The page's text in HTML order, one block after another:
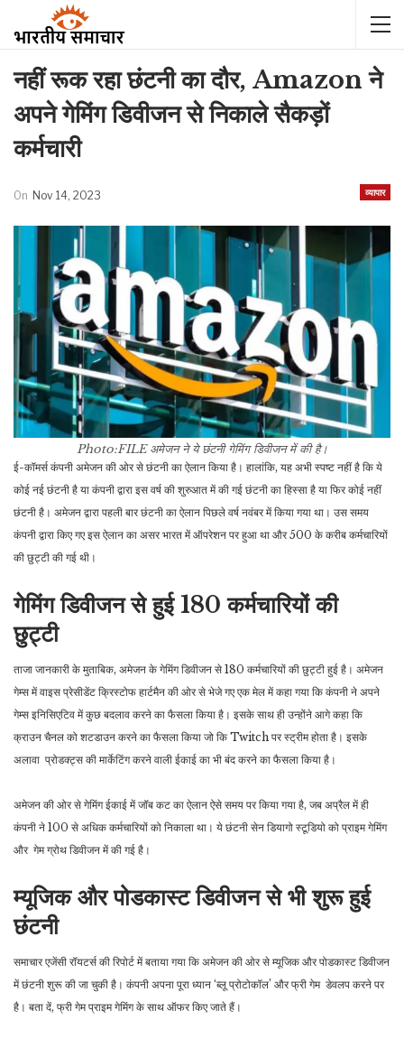
नहीं रूक रहा छंटनी का दौर, Amazon ने
अपने गेमिंग डिवीजन से निकाले सैकड़ों
कर्मचारी
व्यापार
On Nov 14, 2023
Photo:FILEअमेजन ने ये छंटनी गेमिंग डिवीजन में की है।
ई-कॉमर्स कंपनी अमेजन की ओर से छंटनी का ऐलान किया है। हालांकि, यह अभी स्पष्ट नहीं है कि ये
कोई नई छंटनी है या कंपनी द्वारा इस वर्ष की शुरुआत में की गई छंटनी का हिस्सा है या फिर कोई नहीं
छंटनी है। अमेजन द्वारा पहली बार छंटनी का ऐलान पिछले वर्ष नवंबर में किया गया था। उस समय
कंपनी द्वारा किए गए इस ऐलान का असर भारत में ऑपरेशन पर हुआ था और 500 के करीब कर्मचारियों
की छुट्टी की गई थी।
गेमिंग डिवीजन से हुई 180 कर्मचारियों की
छुट्टी
ताजा जानकारी के मुताबिक, अमेजन के गेमिंग डिवीजन से 180 कर्मचारियों की छुट्टी हुई है। अमेजन
गेम्स में वाइस प्रेसीडेंट क्रिस्टोफ हार्टमैन की ओर से भेजे गए एक मेल में कहा गया कि कंपनी ने अपने
गेम्स इनिसिएटिव में कुछ बदलाव करने का फैसला किया है। इसके साथ ही उन्होंने आगे कहा कि
क्राउन चैनल को शटडाउन करने का फैसला किया जो कि Twitch पर स्ट्रीम होता है। इसके
अलावा प्रोडक्ट्स की मार्केटिंग करने वाली ईकाई का भी बंद करने का फैसला किया है।
अमेजन की ओर से गेमिंग ईकाई में जॉब कट का ऐलान ऐसे समय पर किया गया है, जब अप्रैल में ही
कंपनी ने 100 से अधिक कर्मचारियों को निकाला था। ये छंटनी सेन डियागो स्टूडियो को प्राइम गेमिंग
और गेम ग्रोथ डिवीजन में की गई है।
म्यूजिक और पोडकास्ट डिवीजन से भी शुरू हुई
छंटनी
समाचार एजेंसी रॉयटर्स की रिपोर्ट में बताया गया कि अमेजन की ओर से म्यूजिक और पोडकास्ट डिवीजन
में छंटनी शुरू की जा चुकी है। कंपनी अपना पूरा ध्यान ‘ब्लू प्रोटोकॉल’ और फ्री गेम डेवलप करने पर
है। बता दें, फ्री गेम प्राइम गेमिंग के साथ ऑफर किए जाते हैं।